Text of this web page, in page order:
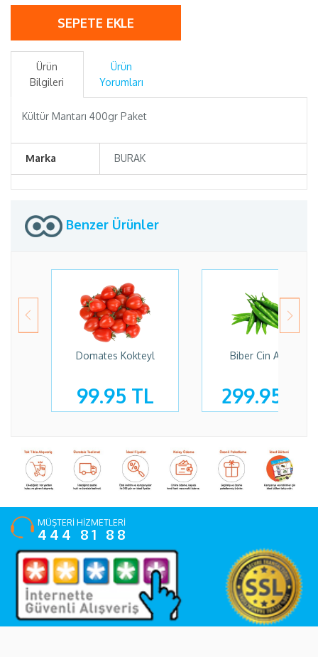
SEPETE EKLE
Ürün
Bilgileri
Ürün
Yorumları
Kültür Mantarı 400gr Paket
Marka BURAK
Benzer Ürünler
Domates Kokteyl
99.95 TL
Biber Cin Acı Kg
299.95 TL
MÜŞTERİ HİZMETLERİ
444 81 88